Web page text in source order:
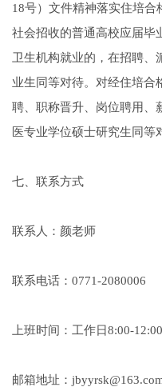
18号）文件精神落实住培合
社会招收的普通高校应届毕
卫生机构就业的，在招聘、
业生同等对待。对经住培合
聘、职称晋升、岗位聘用、
医专业学位硕士研究生同等
七、联系方式
联系人：颜老师
联系电话：0771-2080006
上班时间：工作日8:00-
邮箱地址：